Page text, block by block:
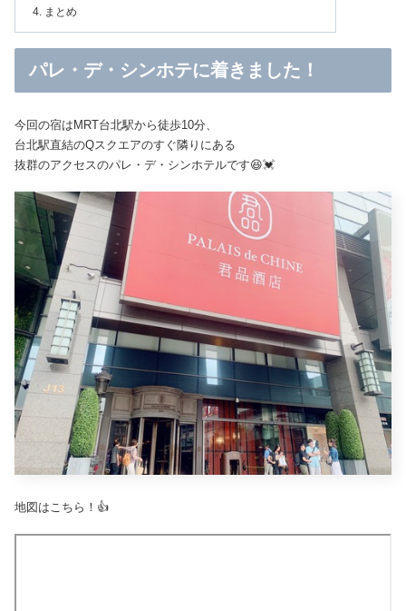
まとめ
パレ・デ・シンホテに着きました！
今回の宿はMRT台北駅から徒歩10分、
台北駅直結のQスクエアのすぐ隣りにある
抜群のアクセスのパレ・デ・シンホテルです😆💓
地図はこちら！👍